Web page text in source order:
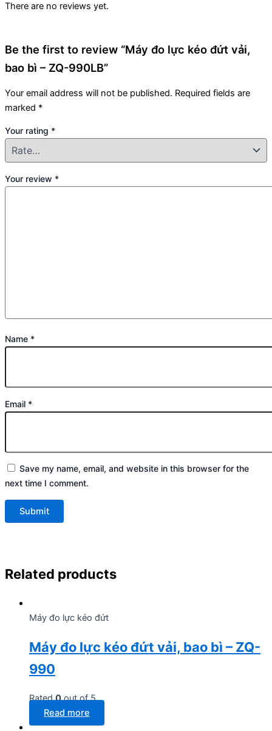
There are no reviews yet.
Be the first to review “Máy đo lực kéo đứt vải,
bao bì – ZQ-990LB”
Your email address will not be published. Required fields are
marked *
Your rating *
Your review *
Name *
Email *
Save my name, email, and website in this browser for the
next time I comment.
Related products
Máy đo lực kéo đứt
Máy đo lực kéo đứt vải, bao bì – ZQ-
990
Rated0out of 5
Read more